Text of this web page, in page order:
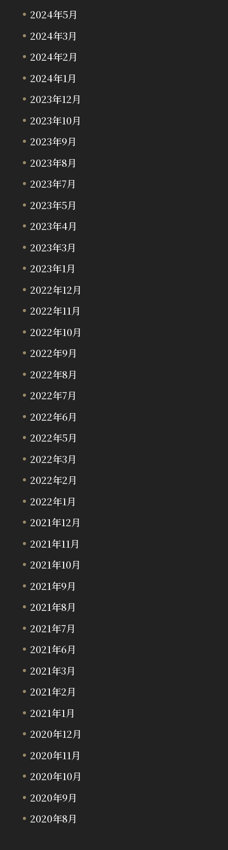
2024年5月
2024年3月
2024年2月
2024年1月
2023年12月
2023年10月
2023年9月
2023年8月
2023年7月
2023年5月
2023年4月
2023年3月
2023年1月
2022年12月
2022年11月
2022年10月
2022年9月
2022年8月
2022年7月
2022年6月
2022年5月
2022年3月
2022年2月
2022年1月
2021年12月
2021年11月
2021年10月
2021年9月
2021年8月
2021年7月
2021年6月
2021年3月
2021年2月
2021年1月
2020年12月
2020年11月
2020年10月
2020年9月
2020年8月